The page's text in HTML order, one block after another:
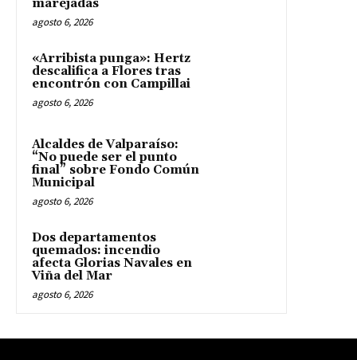
marejadas
agosto 6, 2026
«Arribista punga»: Hertz
descalifica a Flores tras
encontrón con Campillai
agosto 6, 2026
Alcaldes de Valparaíso:
“No puede ser el punto
final” sobre Fondo Común
Municipal
agosto 6, 2026
Dos departamentos
quemados: incendio
afecta Glorias Navales en
Viña del Mar
agosto 6, 2026